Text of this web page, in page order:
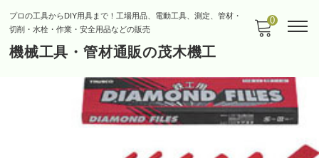
プロの工具からDIY用具まで！工場用品、電動工具、測定、管材・
切削・水栓・作業・安全用品などの販売
機械工具・管材通販の茂木機工
0